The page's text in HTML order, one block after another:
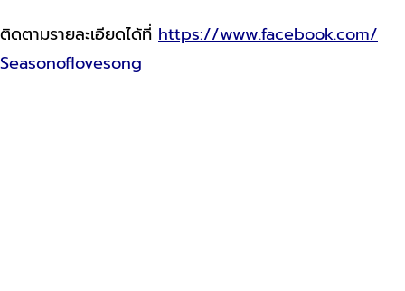
ติดตามรายละเอียดได้ที่ https://www.facebook.com/
Seasonoflovesong